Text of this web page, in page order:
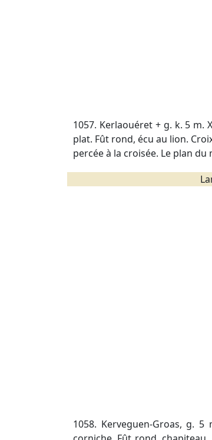
1057. Kerlaouéret + g. k. 5 m.
plat. Fût rond, écu au lion.
percée à la croisée. Le plan
1058. Kerveguen-Groas, g.